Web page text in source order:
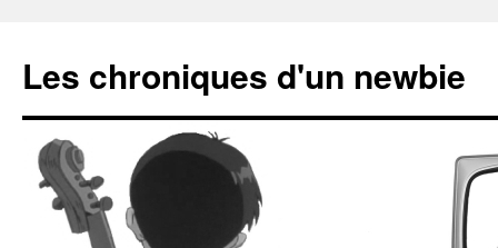
Les chroniques d'un newbie